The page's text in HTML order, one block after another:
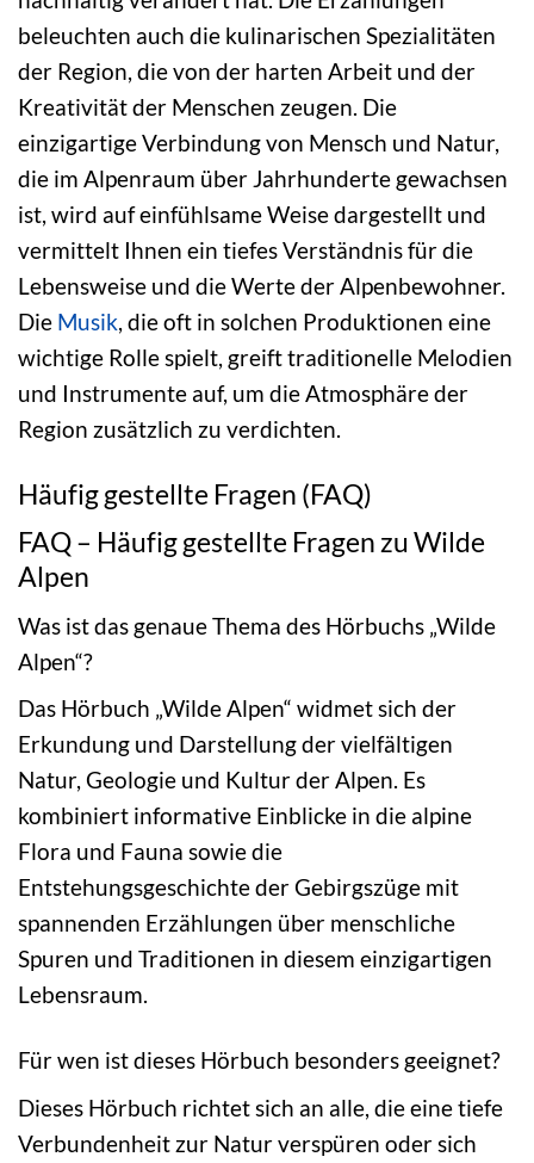
beleuchten auch die kulinarischen Spezialitäten
der Region, die von der harten Arbeit und der
Kreativität der Menschen zeugen. Die
einzigartige Verbindung von Mensch und Natur,
die im Alpenraum über Jahrhunderte gewachsen
ist, wird auf einfühlsame Weise dargestellt und
vermittelt Ihnen ein tiefes Verständnis für die
Lebensweise und die Werte der Alpenbewohner.
Die Musik, die oft in solchen Produktionen eine
wichtige Rolle spielt, greift traditionelle Melodien
und Instrumente auf, um die Atmosphäre der
Region zusätzlich zu verdichten.
Häufig gestellte Fragen (FAQ)
FAQ – Häufig gestellte Fragen zu Wilde
Alpen
Was ist das genaue Thema des Hörbuchs „Wilde
Alpen“?
Das Hörbuch „Wilde Alpen“ widmet sich der
Erkundung und Darstellung der vielfältigen
Natur, Geologie und Kultur der Alpen. Es
kombiniert informative Einblicke in die alpine
Flora und Fauna sowie die
Entstehungsgeschichte der Gebirgszüge mit
spannenden Erzählungen über menschliche
Spuren und Traditionen in diesem einzigartigen
Lebensraum.
Für wen ist dieses Hörbuch besonders geeignet?
Dieses Hörbuch richtet sich an alle, die eine tiefe
Verbundenheit zur Natur verspüren oder sich